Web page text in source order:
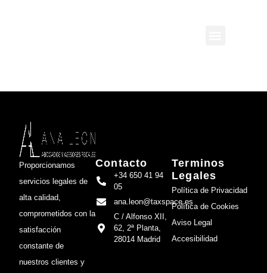
Proporcionamos
servicios legales de
alta calidad,
comprometidos con la
satisfacción
constante de
nuestros clientes y
Contacto
+34 650 41 94
05
ana.leon@taxspace.es
C / Alfonso XII,
62, 2ª Planta,
28014 Madrid
Terminos
Legales
Política de Privacidad
Política de Cookies
Aviso Legal
Accesibilidad